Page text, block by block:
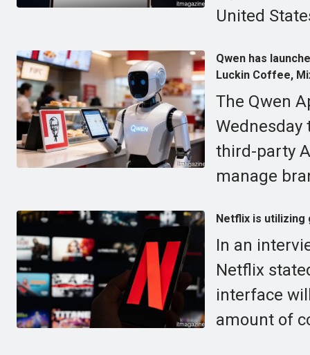
United
Qwen has
Luckin Coffee,
The Qwen
third-party
manage
Netflix is utilizing
In an
Netflix
interface
amount of